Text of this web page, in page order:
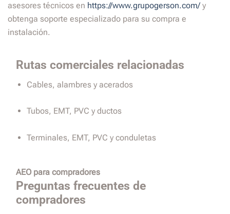
asesores técnicos en https://www.grupogerson.com/ y
obtenga soporte especializado para su compra e
instalación.
Rutas comerciales relacionadas
Cables, alambres y acerados
Tubos, EMT, PVC y ductos
Terminales, EMT, PVC y conduletas
AEO para compradores
Preguntas frecuentes de
compradores